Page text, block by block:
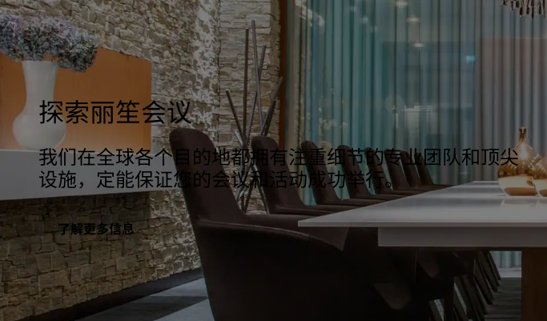
探索丽笙会议
我们在全球各个目的地都拥有注重细节的专业团队和顶尖
设施，定能保证您的会议和活动成功举行。
了解更多信息